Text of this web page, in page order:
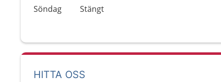
Söndag
Stängt
HITTA OSS